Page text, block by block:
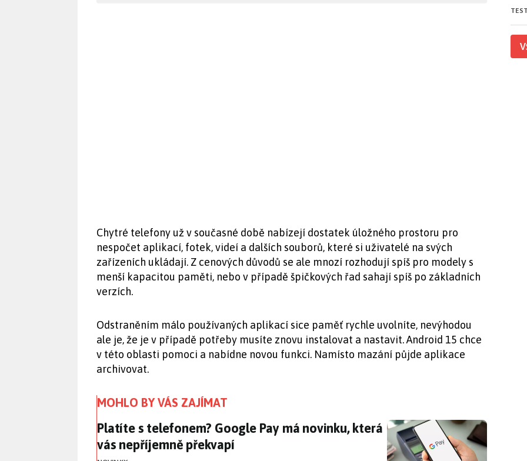
Chytré telefony už v současné době nabízejí dostatek úložného prostoru pro
nespočet aplikací, fotek, videí a dalších souborů, které si uživatelé na svých
zařízeních ukládají. Z cenových důvodů se ale mnozí rozhodují spíš pro modely s
menší kapacitou paměti, nebo v případě špičkových řad sahají spíš po základních
verzích.
Odstraněním málo používaných aplikací sice paměť rychle uvolníte, nevýhodou
ale je, že je v případě potřeby musíte znovu instalovat a nastavit. Android 15 chce
v této oblasti pomoci a nabídne novou funkci. Namísto mazání půjde aplikace
archivovat.
MOHLO BY VÁS ZAJÍMAT
Platíte s telefonem? Google Pay má novinku, která vás nepříjemně
Platíte s telefonem? Google Pay má novinku, která
vás nepříjemně překvapí